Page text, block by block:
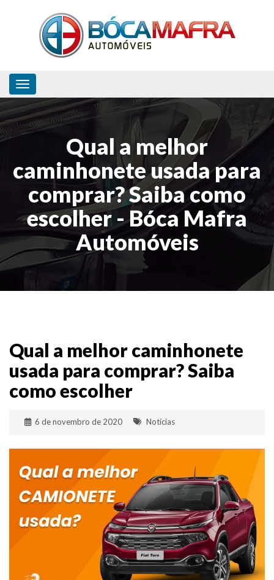
Toggle navigation
Qual a melhor
caminhonete usada para
comprar? Saiba como
escolher - Bóca Mafra
Automóveis
Qual a melhor caminhonete
usada para comprar? Saiba
como escolher
6 de novembro de 2020 Notícias